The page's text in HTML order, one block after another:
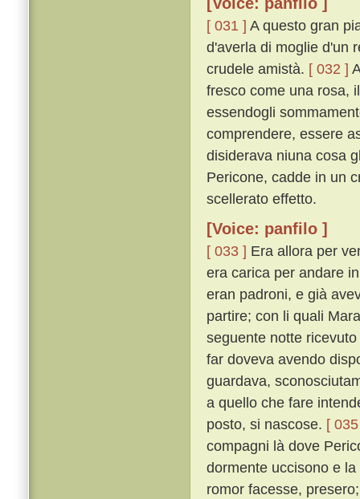
[ 031 ] A questo gran
d'averla di moglie d'un
crudele amistà. [ 032 ]
fresco come una rosa,
essendogli
comprendere, essere
disiderava niuna cosa
Pericone, cadde in un
scellerato effetto.
[Voice: panfilo ]
[ 033 ] Era allora per
era carica per andare
eran padroni, e già
partire; con li quali
seguente notte
far doveva avendo
guardava,
a quello che fare
posto, si nascose. [
compagni là dove
dormente uccisono e
romor facesse,